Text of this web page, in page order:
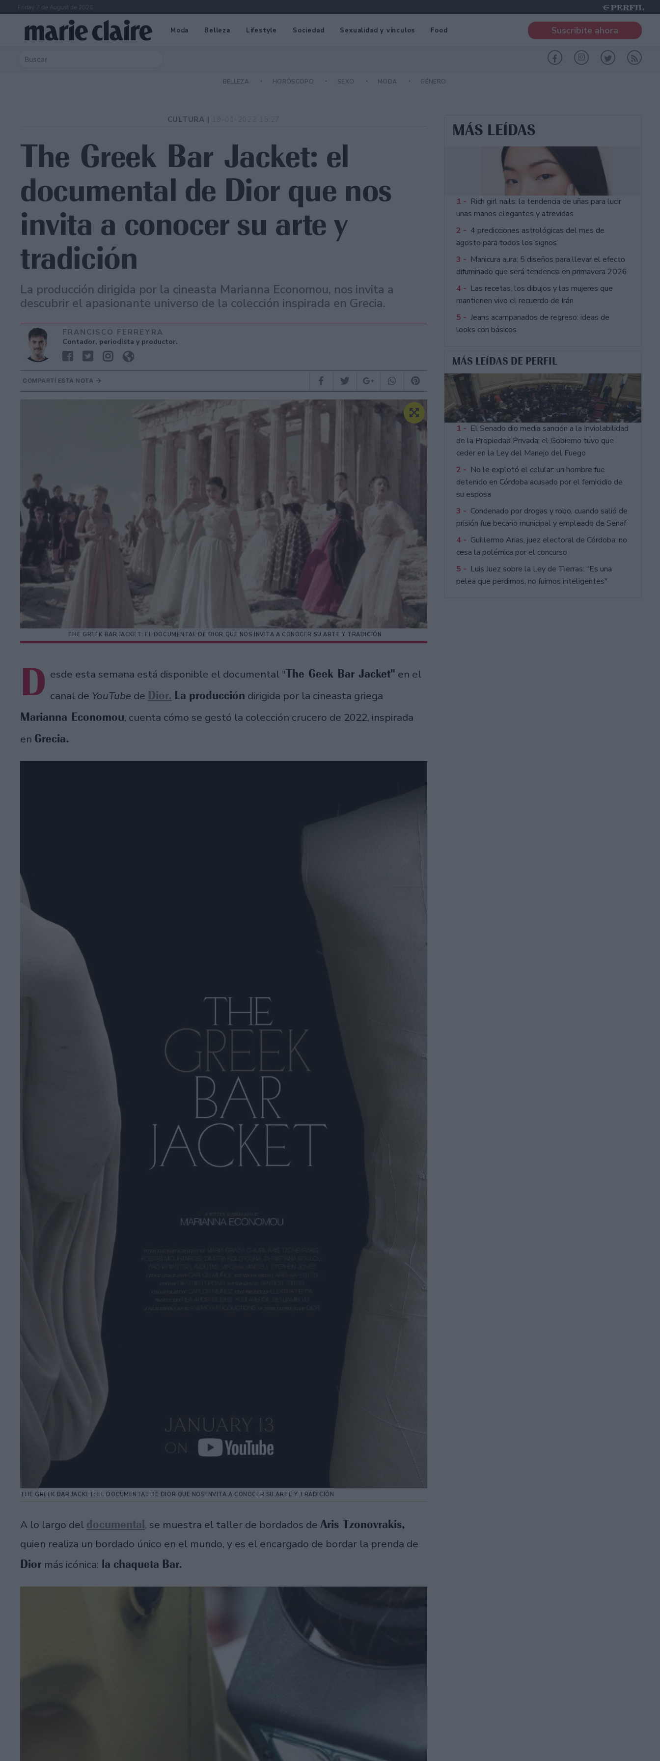
Friday 7 de August de 2026
Moda Belleza Lifestyle Sociedad Sexualidad y vínculos Food Suscribite ahora
BELLEZA HORÓSCOPO SEXO MODA GÉNERO
CULTURA |
The Greek Bar Jacket: el
documental de Dior que nos
invita a conocer su arte y
tradición
La producción dirigida por la cineasta Marianna Economou, nos invita a
descubrir el apasionante universo de la colección inspirada en Grecia.
FRANCISCO FERREYRA
Contador, periodista y productor.
COMPARTÍ ESTA NOTA
THE GREEK BAR JACKET: EL DOCUMENTAL DE DIOR QUE NOS INVITA A CONOCER SU ARTE Y TRADICIÓN
D esde esta semana está disponible el documental "The Geek Bar Jacket" en el
canal de YouTube de Dior. La producción dirigida por la cineasta griega
Marianna Economou, cuenta cómo se gestó la colección crucero de 2022, inspirada
en Grecia.
THE GREEK BAR JACKET: EL DOCUMENTAL DE DIOR QUE NOS INVITA A CONOCER SU ARTE Y TRADICIÓN
A lo largo del documental, se muestra el taller de bordados de Aris Tzonovrakis,
quien realiza un bordado único en el mundo, y es el encargado de bordar la prenda de
Dior más icónica: la chaqueta Bar.
MÁS LEÍDAS
1 - Rich girl nails: la tendencia de uñas para lucir
unas manos elegantes y atrevidas
2 - 4 predicciones astrológicas del mes de
agosto para todos los signos
3 - Manicura aura: 5 diseños para llevar el efecto
difuminado que será tendencia en primavera 2026
4 - Las recetas, los dibujos y las mujeres que
mantienen vivo el recuerdo de Irán
5 - Jeans acampanados de regreso: ideas de
looks con básicos
MÁS LEÍDAS DE PERFIL
1 - El Senado dio media sanción a la Inviolabilidad
de la Propiedad Privada: el Gobierno tuvo que
ceder en la Ley del Manejo del Fuego
2 - No le explotó el celular: un hombre fue
detenido en Córdoba acusado por el femicidio de
su esposa
3 - Condenado por drogas y robo, cuando salió de
prisión fue becario municipal y empleado de Senaf
4 - Guillermo Arias, juez electoral de Córdoba: no
cesa la polémica por el concurso
5 - Luis Juez sobre la Ley de Tierras: "Es una
pelea que perdimos, no fuimos inteligentes"